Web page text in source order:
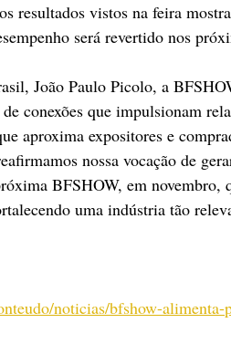
resultados vistos na feira
será revertido nos
João Paulo Picolo, a
conexões que impulsionam
aproxima expositores e
nossa vocação de
BFSHOW, em novembro,
uma indústria tão
noticias/bfshow-alimenta-